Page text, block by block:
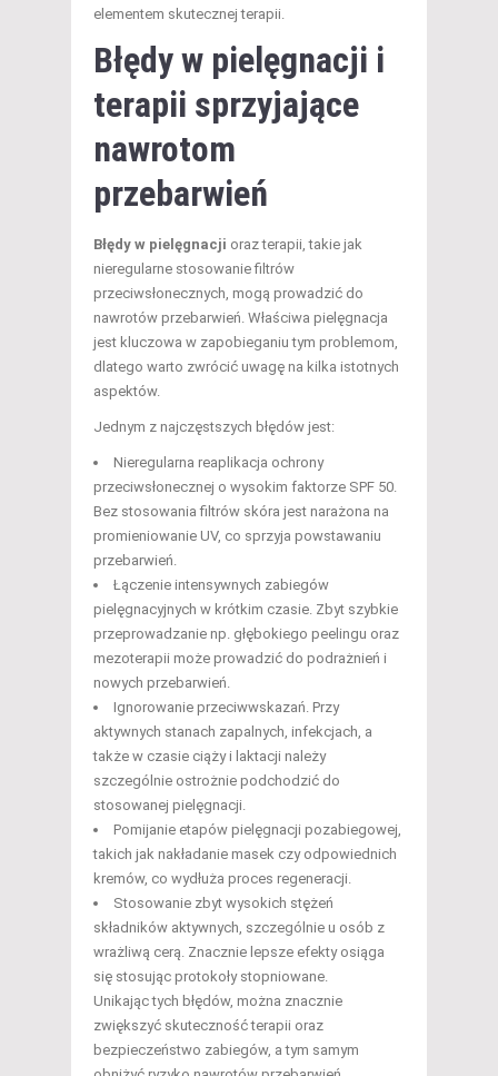
elementem skutecznej terapii.
Błędy w pielęgnacji i
terapii sprzyjające
nawrotom
przebarwień
Błędy w pielęgnacji oraz terapii, takie jak
nieregularne stosowanie filtrów
przeciwsłonecznych, mogą prowadzić do
nawrotów przebarwień. Właściwa pielęgnacja
jest kluczowa w zapobieganiu tym problemom,
dlatego warto zwrócić uwagę na kilka istotnych
aspektów.
Jednym z najczęstszych błędów jest:
Nieregularna reaplikacja ochrony
przeciwsłonecznej o wysokim faktorze SPF 50.
Bez stosowania filtrów skóra jest narażona na
promieniowanie UV, co sprzyja powstawaniu
przebarwień.
Łączenie intensywnych zabiegów
pielęgnacyjnych w krótkim czasie. Zbyt szybkie
przeprowadzanie np. głębokiego peelingu oraz
mezoterapii może prowadzić do podrażnień i
nowych przebarwień.
Ignorowanie przeciwwskazań. Przy
aktywnych stanach zapalnych, infekcjach, a
także w czasie ciąży i laktacji należy
szczególnie ostrożnie podchodzić do
stosowanej pielęgnacji.
Pomijanie etapów pielęgnacji pozabiegowej,
takich jak nakładanie masek czy odpowiednich
kremów, co wydłuża proces regeneracji.
Stosowanie zbyt wysokich stężeń
składników aktywnych, szczególnie u osób z
wrażliwą cerą. Znacznie lepsze efekty osiąga
się stosując protokoły stopniowane.
Unikając tych błędów, można znacznie
zwiększyć skuteczność terapii oraz
bezpieczeństwo zabiegów, a tym samym